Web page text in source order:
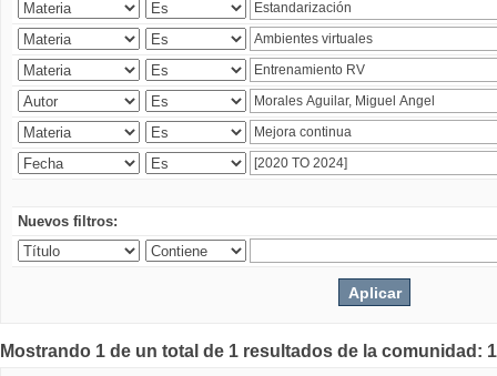
Nuevos filtros:
Mostrando 1 de un total de 1 resultados de la comunidad: